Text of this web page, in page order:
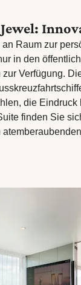
Raum zur
in den
Verfügung.
die Eindruck
finden Sie